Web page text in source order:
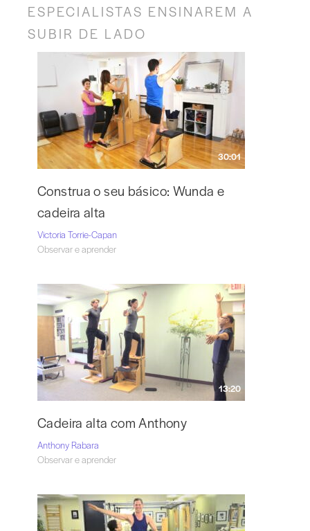
ESPECIALISTAS ENSINAREM A
SUBIR DE LADO
30:01
Construa o seu básico: Wunda e
cadeira alta
Victoria Torrie-Capan
Observar e aprender
13:20
Cadeira alta com Anthony
Anthony Rabara
Observar e aprender